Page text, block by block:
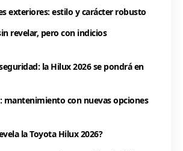
exteriores: estilo y carácter robusto
revelar, pero con indicios
la Hilux 2026 se pondrá en
mantenimiento con nuevas opciones
la Toyota Hilux 2026?